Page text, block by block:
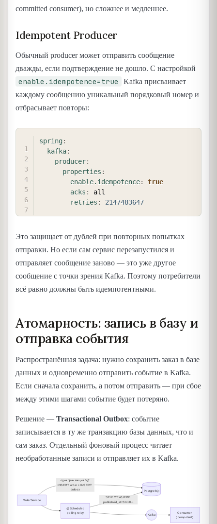
committed consumer), но сложнее и медленнее.
Idempotent Producer
Обычный producer может отправить сообщение
дважды, если подтверждение не дошло. С настройкой
enable.idempotence=true
Kafka присваивает
каждому сообщению уникальный порядковый номер и
отбрасывает повторы:
spring:
kafka:
producer:
properties :
enable.idempotence:
true
acks :
all
retries : 2147483647
Это защищает от дублей при повторных попытках
отправки. Но если сам сервис перезапустился и
отправляет сообщение заново — это уже другое
сообщение с точки зрения Kafka. Поэтому потребители
всё равно должны быть идемпотентными.
Атомарность: запись в базу и
отправка события
Распространённая задача: нужно сохранить заказ в базе
данных и одновременно отправить событие в Kafka.
Если сначала сохранить, а потом отправить — при сбое
между этими шагами событие будет потеряно.
Решение — Transactional Outbox: событие
записывается в ту же транзакцию базы данных, что и
сам заказ. Отдельный фоновый процесс читает
необработанные записи и отправляет их в Kafka.